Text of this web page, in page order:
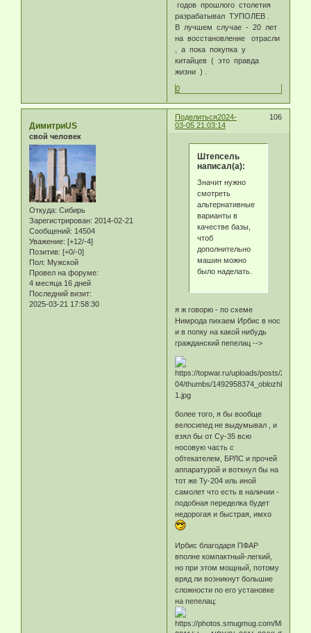
годов прошлого столетия
разрабатывал ТУПОЛЕВ .
В лучшем случае - 20 лет
на восстановление отрасли
, а пока покупка у
китайцев ( это правда
жизни ) .
0
Поделиться 106
2024-
03-05 21:03:14
ДимитриUS
свой человек
Откуда: Сибирь
Зарегистрирован: 2014-02-21
Сообщений: 14504
Уважение: [+12/-4]
Позитив: [+0/-0]
Пол: Мужской
Провел на форуме:
4 месяца 16 дней
Последний визит:
2025-03-21 17:58:30
Штепсель
написал(а):
Значит нужно
смотреть
альтернативные
варианты в
качестве базы,
чтоб
дополнительно
машин можно
было наделать.
я ж говорю - по схеме
Нимрода пихаем Ирбис в нос
и в попку на какой нибудь
гражданский пепелац -->
более того, я бы вообще
велосипед не выдумывал , и
взял бы от Су-35 всю
носовую часть с
обтекателем, БРЛС и прочей
аппаратурой и воткнул бы на
тот же Ту-204 иль иной
самолет что есть в наличии -
подобная переделка будет
недорогая и быстрая, имхо
Ирбис благодаря ПФАР
вполне компактный-легкий,
но при этом мощный, потому
вряд ли возникнут большие
сложности по его установке
на пепелац: